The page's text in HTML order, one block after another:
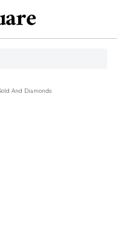
And Diamonds